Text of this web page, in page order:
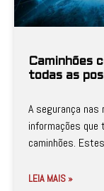
Caminhões
todas as
A segurança nas
informações
caminhões.
LEIA MAIS »